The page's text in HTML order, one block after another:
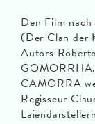
Den Film
(Der Clan der
Autors
CAMORRA
Regisseur